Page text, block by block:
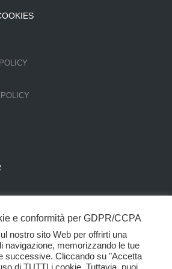
Colombo Costruzioni SpA.
e conformità per GDPR/CCPA
nostro sito Web per offrirti una
navigazione, memorizzando le tue
successive. Cliccando su "Accetta